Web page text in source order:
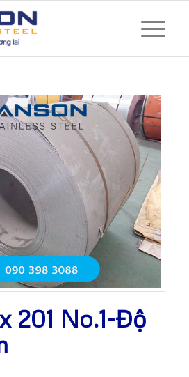
201 No.1-Độ